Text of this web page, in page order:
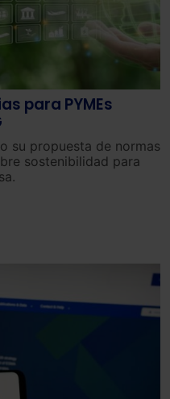
para PYMEs
su propuesta de normas
sostenibilidad para